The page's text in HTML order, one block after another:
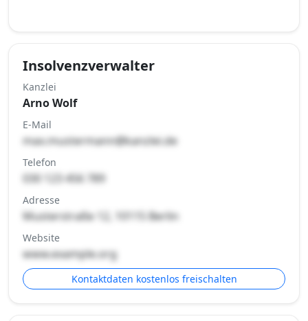
Insolvenzverwalter
Kanzlei
Arno Wolf
E-Mail
max.mustermann@kanzlei.de
Telefon
030 123 456 789
Adresse
Musterstraße 12, 10115 Berlin
Website
www.example.org
Kontaktdaten kostenlos freischalten